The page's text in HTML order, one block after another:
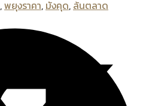
,พยุงราคา, มังคุด, ล้นตลาด